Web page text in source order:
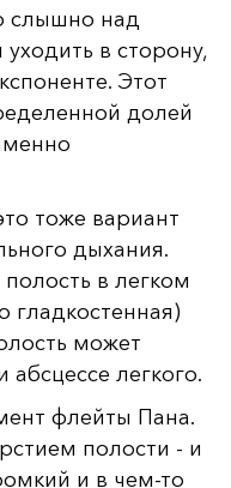
слышно над
в сторону,
Этот
долей
тоже вариант
дыхания.
в легком
может
легкого.
флейты Пана.
полости - и
и в чем-то